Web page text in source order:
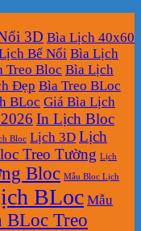
3D Bìa Lịch 40x60
Bế Nổi Bìa Lịch
Treo Bloc Bìa Lịch
Đẹp Bìa Treo BLoc
BLoc Giá Bìa Lịch
In Lịch Bloc
Bloc Lịch 3D Lịch
Treo Tường Lịch
Bloc Mẫu Bloc Lịch
BLoc Mẫu
BLoc Treo